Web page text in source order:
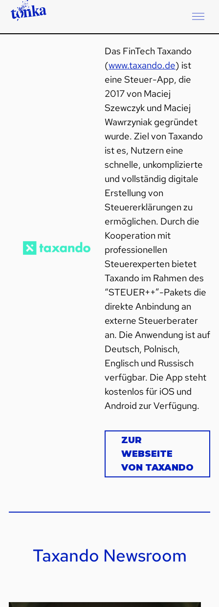
Das FinTech Taxando
(www.taxando.de) ist
eine Steuer-App, die
2017 von Maciej
Szewczyk und Maciej
Wawrzyniak gegründet
wurde. Ziel von Taxando
ist es, Nutzern eine
schnelle, unkomplizierte
und vollständig digitale
Erstellung von
Steuererklärungen zu
ermöglichen. Durch die
Kooperation mit
professionellen
Steuerexperten bietet
Taxando im Rahmen des
“STEUER++”-Pakets die
direkte Anbindung an
externe Steuerberater
an. Die Anwendung ist auf
Deutsch, Polnisch,
Englisch und Russisch
verfügbar. Die App steht
kostenlos für iOS und
Android zur Verfügung.
ZUR
WEBSEITE
VON TAXANDO
Taxando Newsroom